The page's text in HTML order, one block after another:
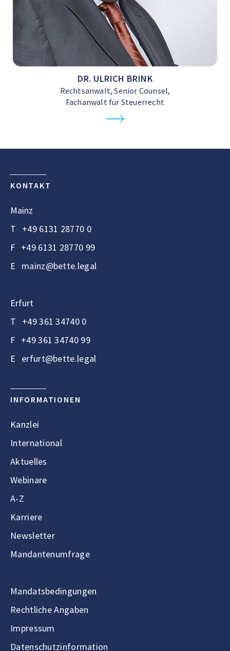
DR. ULRICH BRINK
Rechtsanwalt, Senior Counsel,
Fachanwalt für Steuerrecht
KONTAKT
Mainz
T +49 6131 28770 0
F +49 6131 28770 99
E mainz@bette.legal
Erfurt
T +49 361 34740 0
F +49 361 34740 99
E erfurt@bette.legal
INFORMATIONEN
Kanzlei
International
Aktuelles
Webinare
A-Z
Karriere
Newsletter
Mandantenumfrage
Mandatsbedingungen
Rechtliche Angaben
Impressum
Datenschutzinformation